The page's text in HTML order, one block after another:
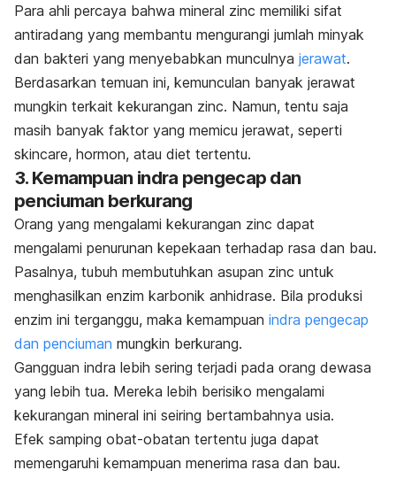
Para ahli percaya bahwa mineral zinc memiliki sifat
antiradang yang membantu mengurangi jumlah minyak
dan bakteri yang menyebabkan munculnya jerawat.
Berdasarkan temuan ini, kemunculan banyak jerawat
mungkin terkait kekurangan zinc. Namun, tentu saja
masih banyak faktor yang memicu jerawat, seperti
skincare, hormon, atau diet tertentu.
3. Kemampuan indra pengecap dan
penciuman berkurang
Orang yang mengalami kekurangan zinc dapat
mengalami penurunan kepekaan terhadap rasa dan bau.
Pasalnya, tubuh membutuhkan asupan zinc untuk
menghasilkan enzim karbonik anhidrase. Bila produksi
enzim ini terganggu, maka kemampuan indra pengecap
dan penciuman mungkin berkurang.
Gangguan indra lebih sering terjadi pada orang dewasa
yang lebih tua. Mereka lebih berisiko mengalami
kekurangan mineral ini seiring bertambahnya usia.
Efek samping obat-obatan tertentu juga dapat
memengaruhi kemampuan menerima rasa dan bau.